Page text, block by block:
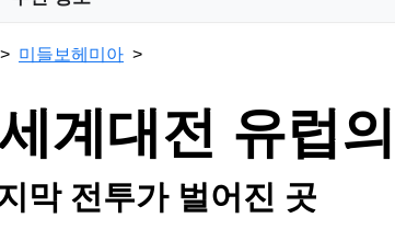
미들보헤미아
계대전 유럽
막 전투가 벌어진 곳